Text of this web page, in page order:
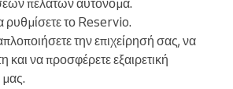
πελατών αυτόνομα.
ρυθμίσετε το Reservio.
την επιχείρησή σας, να
και να προσφέρετε εξαιρετική
μας.